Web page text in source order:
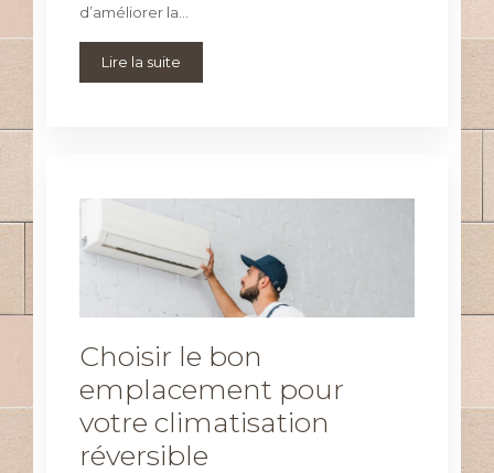
d’améliorer la…
Lire la suite
Choisir le bon
emplacement pour
votre climatisation
réversible